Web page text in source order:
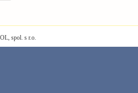
spol. s r.o.